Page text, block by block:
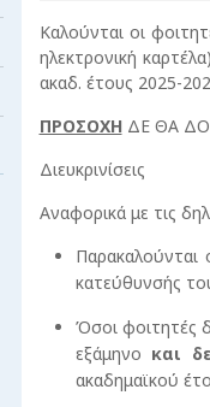
Καλούνται οι
ηλεκτρονική
ακαδ. έτους 2025-
ΠΡΟΣΟΧΗΔΕ ΘΑ
Διευκρινίσεις
Αναφορικά με τις
κατεύθυνσής
Όσοι φοιτητές
εξάμηνο και
ακαδημαϊκού